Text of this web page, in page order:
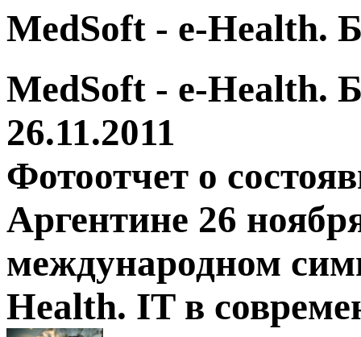
MedSoft - e-Health.
MedSoft - e-Health.
26.11.2011
Фотоотчет о
Аргентине 26
международном
Health. IT в